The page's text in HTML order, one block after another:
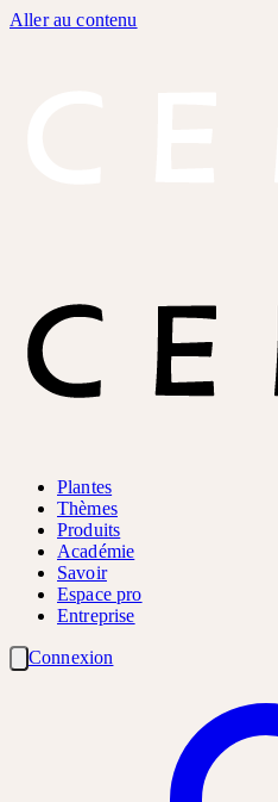
Aller au contenu
Plantes
Thèmes
Produits
Académie
Savoir
Espace pro
Entreprise
Connexion